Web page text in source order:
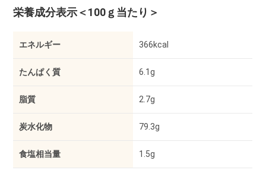
栄養成分表示＜100ｇ当たり＞
エネルギー 366kcal
たんぱく質 6.1g
脂質 2.7g
炭水化物 79.3g
食塩相当量 1.5g